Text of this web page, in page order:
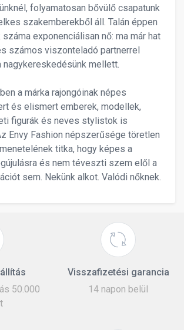
folyamatosan bővülő csapatunk
szakemberekből áll. Talán éppen
exponenciálisan nő: ma már hat
számos viszonteladó partnerrel
nagykereskedésünk mellett.
a márka rajongóinak népes
és elismert emberek, modellek,
figurák és neves stylistok is
Envy Fashion népszerűsége töretlen
titka, hogy képes a
és nem téveszti szem elől a
sem. Nekünk alkot. Valódi nőknek.
50.000
Visszafizetési garancia
14 napon belül